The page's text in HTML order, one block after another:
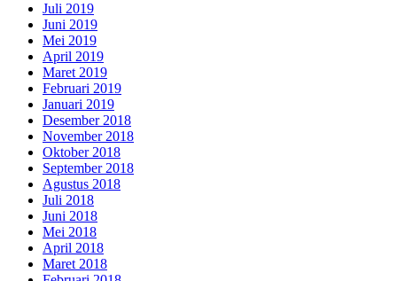
Juli 2019
Juni 2019
Mei 2019
April 2019
Maret 2019
Februari 2019
Januari 2019
Desember 2018
November 2018
Oktober 2018
September 2018
Agustus 2018
Juli 2018
Juni 2018
Mei 2018
April 2018
Maret 2018